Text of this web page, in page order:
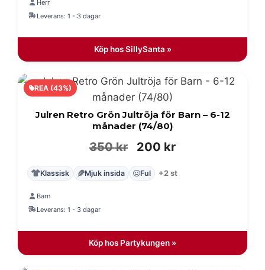
Herr
Leverans: 1 - 3 dagar
Köp hos SillySanta »
REA (43%)
Julren Retro Grön Jultröja för Barn – 6-12
månader (74/80)
350kr
Det
ursprungliga
priset
200 krDet
Klassisk Mjuk insida Ful +2 st
Barn
Leverans: 1 - 3 dagar
Köp hos Partykungen »